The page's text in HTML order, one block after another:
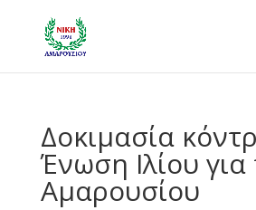
Δοκιμασία
Ένωση Ιλίου
Αμαρουσίου